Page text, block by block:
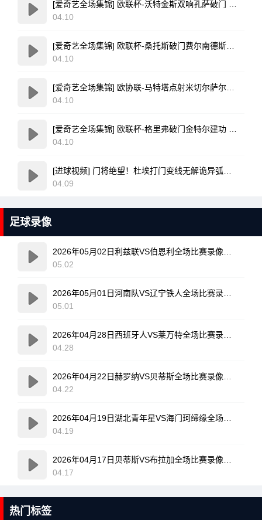
04.10
04.10
04.10
04.10
04.09
足球录像
05.02
05.01
04.28
04.22
04.19
04.17
热门标签